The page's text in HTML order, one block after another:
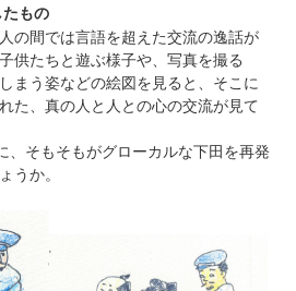
もの
の間では言語を超えた交流の逸話が
供たちと遊ぶ様子や、写真を撮る
まう姿などの絵図を見ると、そこに
た、真の人と人との心の交流が見て
、そもそもがグローカルな下田を再発
うか。